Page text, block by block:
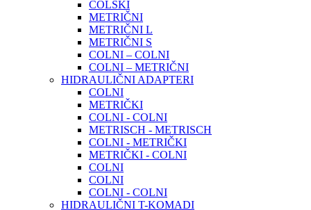
COLSKI
METRIČNI
METRIČNI L
METRIČNI S
COLNI – COLNI
COLNI – METRIČNI
HIDRAULIČNI ADAPTERI
COLNI
METRIČKI
COLNI - COLNI
METRISCH - METRISCH
COLNI - METRIČKI
METRIČKI - COLNI
COLNI
COLNI
COLNI - COLNI
HIDRAULIČNI T-KOMADI